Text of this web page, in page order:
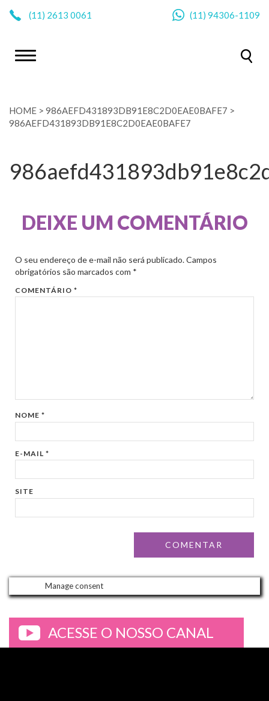
(11) 2613 0061 (11) 94306-1109
HOME > 986AEFD431893DB91E8C2D0EAE0BAFE7 >
986AEFD431893DB91E8C2D0EAE0BAFE7
DEIXE UM COMENTÁRIO
O seu endereço de e-mail não será publicado. Campos
obrigatórios são marcados com *
COMENTÁRIO*
NOME*
E-MAIL*
SITE
Manage consent
ACESSE O NOSSO CANAL